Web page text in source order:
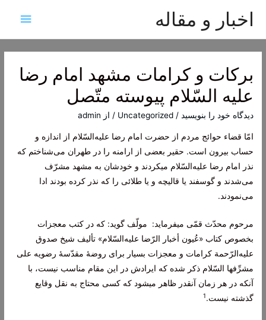
اخبار و مقاله
اصلی
بركات‌ و كرامات‌ مشهد امام‌ رضا
عليه‌ السّلام‌ پيوسته‌ متّصل‌
دیدگاه‌ خود را بنویسید /
Uncategorized / از admin
امّا قضاء حوائج‌ مردم‌ از حضرت‌ امام‌ رضا علیه‌السّلام‌ از اندازه‌ و
حساب‌ بیرون‌ است‌. حقیر بعضی‌ از ارامنه‌ را در طهران‌ می‌شناختم‌ که‌
نذر امام‌ رضا علیه‌السّلام‌ میکردند و خودشان‌ به‌ مشهد مشرّف‌
می‌شدند و گوسفند یا قالیچه‌ و یا طلائی‌ را که‌ نذر کرده‌ بودند ادا
می‌نمودند.
مرحوم‌ محدّث‌ قمّی‌ میفرماید: ‎ مولّف‌ گوید: که‌ در کتب‌ معجزات‌
بخصوص‌ کتاب‌ «عُیون‌ أخبار الرّضا علیه‌السّلام‌» تألیف‌ شیخ‌ صدوق‌
علیه‌الرّحمة‌ کرامات‌ و معجزات‌ بسیار برای‌ روضۀ مقدّسۀ رضویه‌ علی‌
مشرِّفها السّلام‌ ذکر شده‌ که‌ ایرادش‌ در این‌ مقام‌ مناسب‌ نیست‌، با
آنکه‌ در هر زمان‌ آنقدر ظاهر میشود که‌ کسی‌ محتاج‌ به‌ نقل‌ وقایع‌
گذشته‌ نیست‌.1